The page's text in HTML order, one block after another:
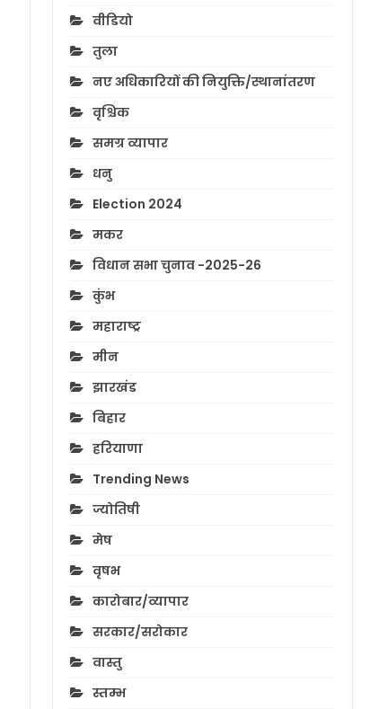
वीडियो
तुला
नए अधिकारियों की नियुक्ति/स्थानांतरण
वृश्चिक
समग्र व्यापार
धनु
Election 2024
मकर
विधान सभा चुनाव -2025-26
कुंभ
महाराष्ट्र
मीन
झारखंड
बिहार
हरियाणा
Trending News
ज्योतिषी
मेष
वृषभ
कारोबार/व्यापार
सरकार/सरोकार
वास्तु
स्तम्भ